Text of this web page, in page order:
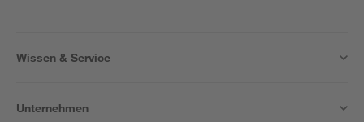
Wissen & Service
Unternehmen